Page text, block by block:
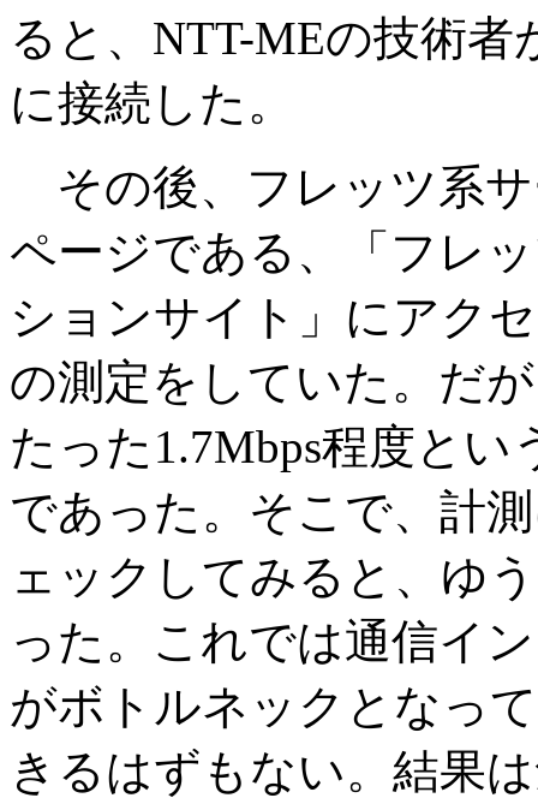
ると、NTT-MEの技術者
に接続した。
その後、フレッツ系
ページである、「フレ
ションサイト」にアク
の測定をしていた。だ
たった1.7Mbps程度と
であった。そこで、計
ェックしてみると、ゆ
った。これでは通信イ
がボトルネックとなっ
きるはずもない。結果